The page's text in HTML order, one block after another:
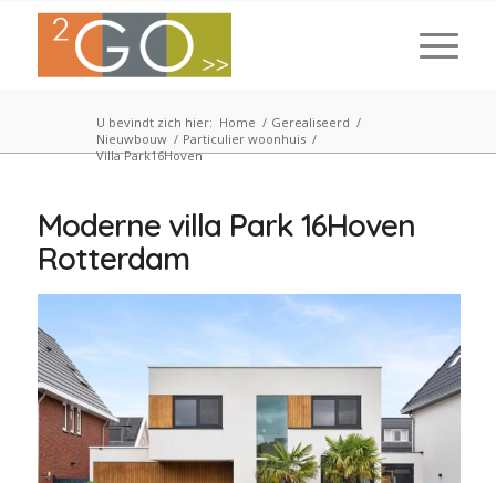
U bevindt zich hier: Home / Gerealiseerd /
Nieuwbouw / Particulier woonhuis /
Villa Park16Hoven
Moderne villa Park 16Hoven
Rotterdam